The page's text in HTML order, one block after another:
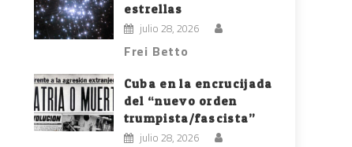
estrellas
julio 28, 2026
Frei Betto
Cuba en la encrucijada
del “nuevo orden
trumpista/fascista”
julio 28, 2026